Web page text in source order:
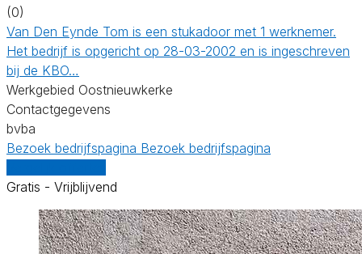
(0)
Van Den Eynde Tom is een stukadoor met 1 werknemer.
Het bedrijf is opgericht op 28-03-2002 en is ingeschreven
bij de KBO…
Werkgebied Oostnieuwkerke
Contactgegevens
bvba
Bezoek bedrijfspagina Bezoek bedrijfspagina
Gratis - Vrijblijvend